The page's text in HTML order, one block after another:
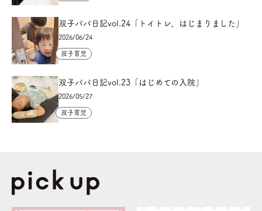
双子パパ日記vol.24「トイトレ、はじまりました」
2026/06/24
双子育児
双子パパ日記vol.23「はじめての入院」
2026/05/27
双子育児